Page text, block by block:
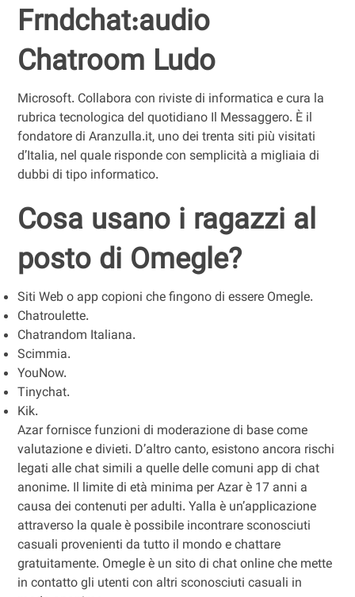
Frndchat:audio
Chatroom Ludo
Microsoft. Collabora con riviste di informatica e cura la
rubrica tecnologica del quotidiano Il Messaggero. È il
fondatore di Aranzulla.it, uno dei trenta siti più visitati
d’Italia, nel quale risponde con semplicità a migliaia di
dubbi di tipo informatico.
Cosa usano i ragazzi al
posto di Omegle?
Siti Web o app copioni che fingono di essere Omegle.
Chatroulette.
Chatrandom Italiana.
Scimmia.
YouNow.
Tinychat.
Kik.
Azar fornisce funzioni di moderazione di base come
valutazione e divieti. D’altro canto, esistono ancora rischi
legati alle chat simili a quelle delle comuni app di chat
anonime. Il limite di età minima per Azar è 17 anni a
causa dei contenuti per adulti. Yalla è un’applicazione
attraverso la quale è possibile incontrare sconosciuti
casuali provenienti da tutto il mondo e chattare
gratuitamente. Omegle è un sito di chat online che mette
in contatto gli utenti con altri sconosciuti casuali in